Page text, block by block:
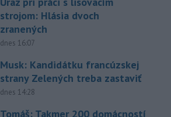
strojom: Hlásia dvoch
zranených
dnes 16:07
Musk: Kandidátku francúzskej
strany Zelených treba zastaviť
dnes 14:28
Tomáš: Takmer 200 domácností